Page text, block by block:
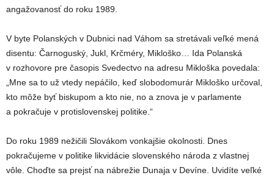
angažovanosť do roku 1989.
V byte Polanských v Dubnici nad Váhom sa stretávali veľké mená
disentu: Čarnoguský, Jukl, Krčméry, Mikloško… Ida Polanská
v rozhovore pre časopis Svedectvo na adresu Mikloška povedala:
„Mne sa to už vtedy nepáčilo, keď slobodomurár Mikloško určoval,
kto môže byť biskupom a kto nie, no a znova je v parlamente
a pokračuje v protislovenskej politike.“
Do roku 1989 nežičili Slovákom vonkajšie okolnosti. Dnes
pokračujeme v politike likvidácie slovenského národa z vlastnej
vôle. Choďte sa prejsť na nábrežie Dunaja v Devíne. Uvidíte veľké